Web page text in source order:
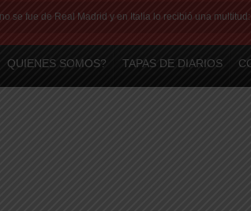
de Real Madrid y en Italia lo recibió una multitud: jugará
QUIENES SOMOS? TAPAS DE DIARIOS